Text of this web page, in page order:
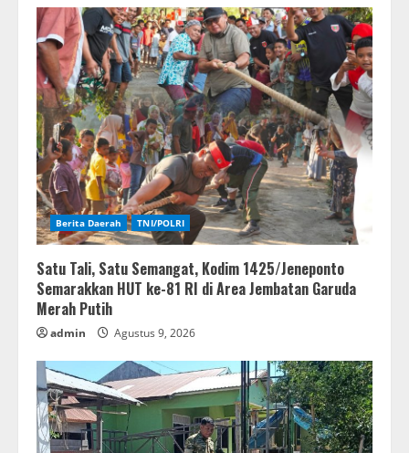
Berita Daerah TNI/POLRI
Satu Tali, Satu Semangat, Kodim 1425/Jeneponto
Semarakkan HUT ke-81 RI di Area Jembatan Garuda
Merah Putih
admin Agustus 9, 2026